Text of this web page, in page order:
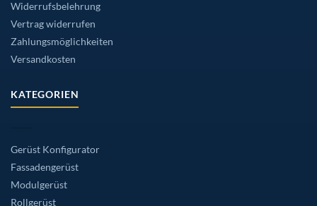
Widerrufsbelehrung
Vertrag widerrufen
Zahlungsmöglichkeiten
Versandkosten
KATEGORIEN
Gerüst Konfigurator
Fassadengerüst
Modulgerüst
Rollgerüst